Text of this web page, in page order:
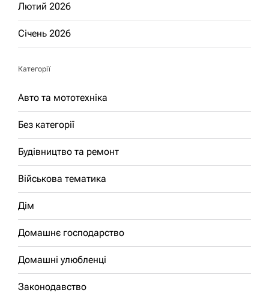
Лютий 2026
Січень 2026
Категорії
Авто та мототехніка
Без категорії
Будівництво та ремонт
Військова тематика
Дім
Домашнє господарство
Домашні улюбленці
Законодавство